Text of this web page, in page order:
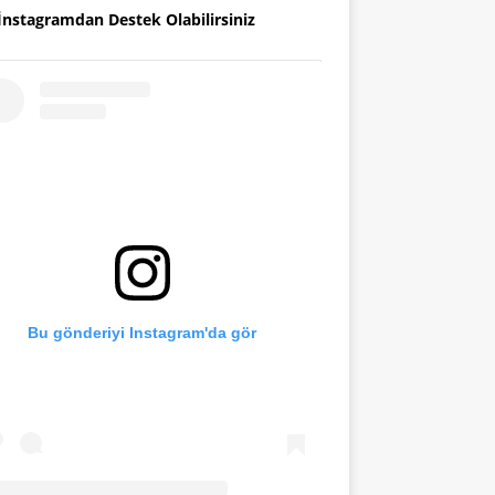
Destek Olabilirsiniz
Bu gönderiyi Instagram'da gör